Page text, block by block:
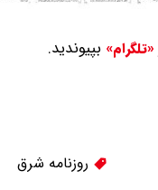
«تلگرام» بپیوندید.
روزنامه شرق